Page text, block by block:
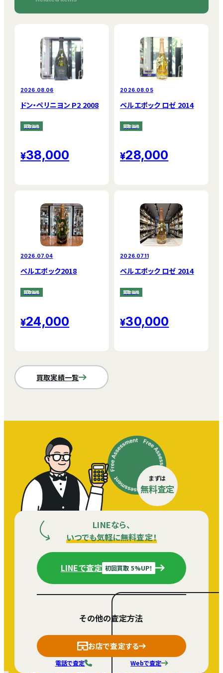
2026.08.06
ドン・ペリニヨン P2 2008
買取価格
38,000
2026.08.05
ベルエポック ロゼ 2014
買取価格
28,000
2026.07.04
ベルエポック2018
買取価格
24,000
2026.07.11
ベルエポック ロゼ 2014
買取価格
30,000
買取実績一覧
まずは
無料査定
LINEなら、
いつでも気軽に無料査定！
LINEで査定 初回買取 5%UP！
その他の査定方法
お店で査定する
Webで査定
電話で査定